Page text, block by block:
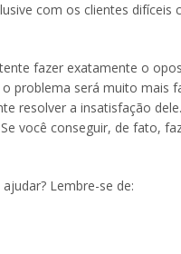
com os clientes
fazer exatamente o
problema será muito mais
resolver a insatisfação
você conseguir, de fato,
Lembre-se de: